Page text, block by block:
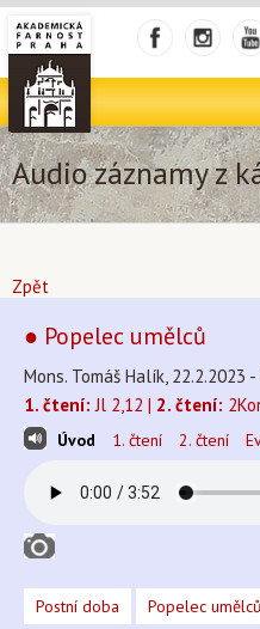
Audio záznamy z
Zpět
● Popelec umělců
Mons. Tomáš Halík, 22.2.2023
1. čtení: Jl 2,12 | 2. čtení:
Úvod 1. čtení 2. čtení
Postní doba Popelec umělců